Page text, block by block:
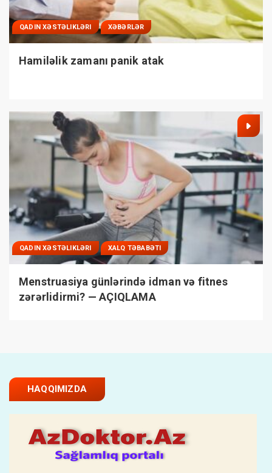
QADIN XƏSTƏLIKLƏRI XƏBƏRLƏR
Hamiləlik zamanı panik atak
QADIN XƏSTƏLIKLƏRI XALQ TƏBABƏTI
Menstruasiya günlərində idman və fitnes
zərərlidirmi? — AÇIQLAMA
HAQQIMIZDA